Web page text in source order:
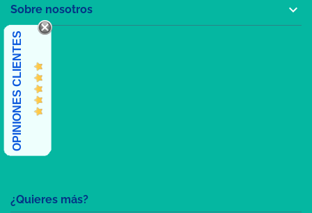
¿Quieres más?
Sobre nosotros 
OPINIONES CLIENTES